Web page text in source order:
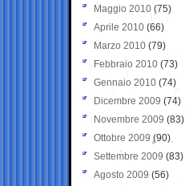
Maggio 2010 (75)
Aprile 2010 (66)
Marzo 2010 (79)
Febbraio 2010 (73)
Gennaio 2010 (74)
Dicembre 2009 (74)
Novembre 2009 (83)
Ottobre 2009 (90)
Settembre 2009 (83)
Agosto 2009 (56)